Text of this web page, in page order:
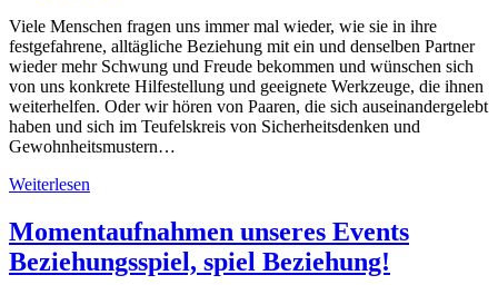
Viele Menschen fragen uns immer mal wieder, wie sie in ihre
festgefahrene, alltägliche Beziehung mit ein und denselben Partner
wieder mehr Schwung und Freude bekommen und wünschen sich
von uns konkrete Hilfestellung und geeignete Werkzeuge, die ihnen
weiterhelfen. Oder wir hören von Paaren, die sich auseinandergelebt
haben und sich im Teufelskreis von Sicherheitsdenken und
Gewohnheitsmustern…
Weiterlesen
Momentaufnahmen unseres Events
Beziehungsspiel, spiel Beziehung!